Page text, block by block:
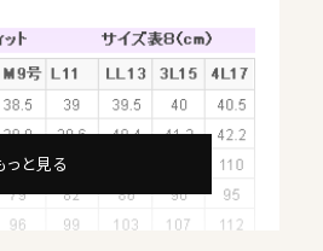
る黒なら、着るだけでスタイ
ムなシルエット。
っと見る